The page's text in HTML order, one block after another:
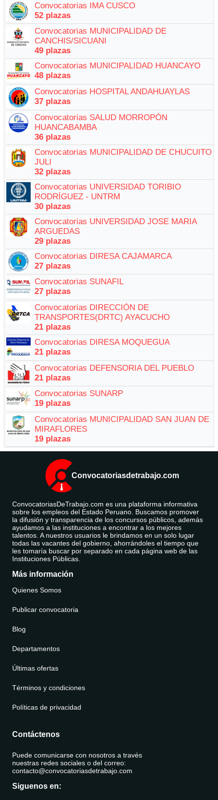
Convocatorias IMA CUSCO
52 plazas
Convocatorias MUNICIPALIDAD DE
CANCHIS/SICUANI
49 plazas
Convocatorias MUNICIPALIDAD HUANCAYO
48 plazas
Convocatorias HOSPITAL ANDAHUAYLAS
37 plazas
Convocatorias SALUD MORROPÓN
HUANCABAMBA
36 plazas
Convocatorias MUNICIPALIDAD DE CHUCUITO
JULI
32 plazas
Convocatorias UNIVERSIDAD TORIBIO
RODRÍGUEZ - UNTRM
30 plazas
Convocatorias UNIVERSIDAD JOSE MARIA
ARGUEDAS
29 plazas
Convocatorias DIRESA CAJAMARCA
27 plazas
Convocatorias SUNAFIL
27 plazas
Convocatorias DIRECCIÓN DE
TRANSPORTES(DRTC) AYACUCHO
21 plazas
Convocatorias DIRESA MOQUEGUA
21 plazas
Convocatorias DEFENSORIA DEL PUEBLO
21 plazas
Convocatorias SUNARP
19 plazas
Convocatorias MUNICIPALIDAD SAN JUAN DE
MIRAFLORES
19 plazas
Convocatoriasdetrabajo.com
ConvocatoriasDeTrabajo.com es una plataforma informativa
sobre los empleos del Estado Peruano. Buscamos promover
la difusión y transparencia de los concursos públicos, además
ayudamos a las instituciones a encontrar a los mejores
talentos. A nuestros usuarios le brindamos en un solo lugar
todas las vacantes del gobierno, ahorrándoles el tiempo que
les tomaría buscar por separado en cada página web de las
Instituciones Públicas.
Más información
Quienes Somos
Publicar convocatoria
Blog
Departamentos
Últimas ofertas
Términos y condiciones
Políticas de privacidad
Contáctenos
Puede comunicarse con nosotros a través
nuestras redes sociales o del correo:
contacto@convocatoriasdetrabajo.com
Siguenos en: